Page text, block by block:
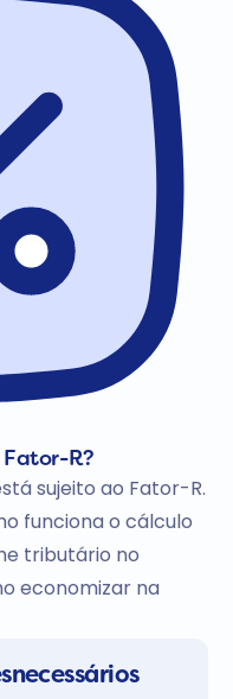
Fator-R?
sujeito ao Fator-R.
funciona o cálculo
tributário no
economizar na